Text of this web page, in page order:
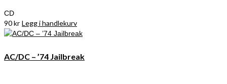
CD
90kr Legg i handlekurv
AC/DC – ’74 Jailbreak